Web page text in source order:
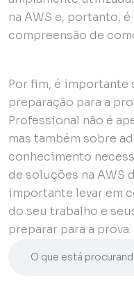
na AWS e, portanto,
compreensão de
Por fim, é importante
preparação para a
Professional não é
mas também sobre
conhecimento
de soluções na AWS
importante levar em
do seu trabalho e
preparar para a prova.